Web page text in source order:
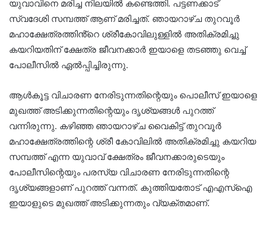
യുവാവിനെ മരിച്ച നിലയിൽ കണ്ടെത്തി. പട്ടണക്കാട്
സ്വദേശി സമ്പത്ത് ആണ് മരിച്ചത്. ഞായറാഴ്ച തുറവൂർ
മഹാക്ഷേത്രത്തിൻ്റെ ശ്രീകോവിലുള്ളിൽ അതിക്രമിച്ചു
കയറിയതിന് ക്ഷേത്ര ജീവനക്കാർ ഇയാളെ തടഞ്ഞു വെച്ച്
പോലീസിൽ ഏൽപ്പിച്ചിരുന്നു.
ആൾകൂട്ട വിചാരണ നേരിടുന്നതിന്റെയും പൊലീസ് ഇയാളെ
മുഖത്ത് അടിക്കുന്നതിന്റെയും ദൃശ്യങ്ങൾ പുറത്ത്
വന്നിരുന്നു. കഴിഞ്ഞ ഞായറാഴ്ച വൈകിട്ട് തുറവൂർ
മഹാക്ഷേത്രത്തിന്റെ ശ്രീ കോവിലിൽ അതിക്രമിച്ചു കയറിയ
സമ്പത്ത് എന്ന യുവാവ് ക്ഷേത്രം ജീവനക്കാരുടെയും
പോലീസിന്റെയും പരസ്യ വിചാരണ നേരിടുന്നതിന്റെ
ദൃശ്യങ്ങളാണ് പുറത്ത് വന്നത്. കുത്തിയതോട് എഎസ്ഐ
ഇയാളുടെ മുഖത്ത് അടിക്കുന്നതും വ്യക്തമാണ്.